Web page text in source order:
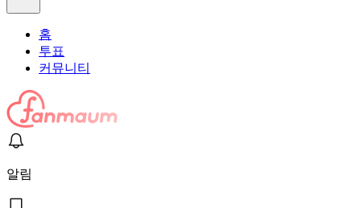
홈
투표
커뮤니티
알림